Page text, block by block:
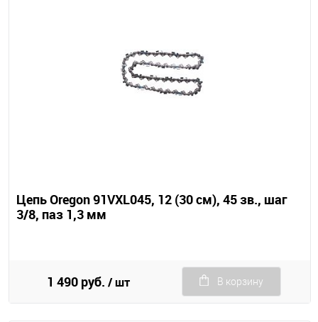
Цепь Oregon 91VXL045, 12 (30 см), 45 зв., шаг
3/8, паз 1,3 мм
1 490 руб. / шт В корзину